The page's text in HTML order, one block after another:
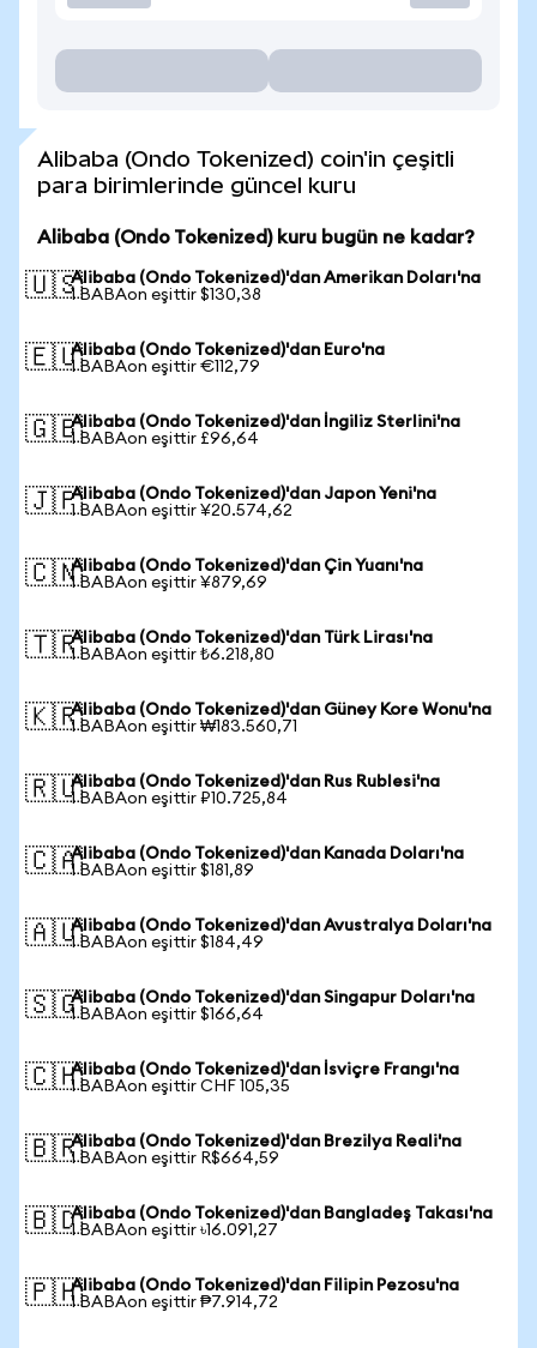
Alibaba (Ondo Tokenized) coin'in çeşitli
para birimlerinde güncel kuru
Alibaba (Ondo Tokenized) kuru bugün ne kadar?
🇺🇸Alibaba (Ondo Tokenized)'dan Amerikan Doları'na
1 BABAon eşittir $130,38
🇪🇺Alibaba (Ondo Tokenized)'dan Euro'na
1 BABAon eşittir €112,79
🇬🇧Alibaba (Ondo Tokenized)'dan İngiliz Sterlini'na
1 BABAon eşittir £96,64
🇯🇵Alibaba (Ondo Tokenized)'dan Japon Yeni'na
1 BABAon eşittir ¥20.574,62
🇨🇳Alibaba (Ondo Tokenized)'dan Çin Yuanı'na
1 BABAon eşittir ¥879,69
🇹🇷Alibaba (Ondo Tokenized)'dan Türk Lirası'na
1 BABAon eşittir ₺6.218,80
🇰🇷Alibaba (Ondo Tokenized)'dan Güney Kore Wonu'na
1 BABAon eşittir ₩183.560,71
🇷🇺Alibaba (Ondo Tokenized)'dan Rus Rublesi'na
1 BABAon eşittir ₽10.725,84
🇨🇦Alibaba (Ondo Tokenized)'dan Kanada Doları'na
1 BABAon eşittir $181,89
🇦🇺Alibaba (Ondo Tokenized)'dan Avustralya Doları'na
1 BABAon eşittir $184,49
🇸🇬Alibaba (Ondo Tokenized)'dan Singapur Doları'na
1 BABAon eşittir $166,64
🇨🇭Alibaba (Ondo Tokenized)'dan İsviçre Frangı'na
1 BABAon eşittir CHF 105,35
🇧🇷Alibaba (Ondo Tokenized)'dan Brezilya Reali'na
1 BABAon eşittir R$664,59
🇧🇩Alibaba (Ondo Tokenized)'dan Bangladeş Takası'na
1 BABAon eşittir ৳16.091,27
🇵🇭Alibaba (Ondo Tokenized)'dan Filipin Pezosu'na
1 BABAon eşittir ₱7.914,72